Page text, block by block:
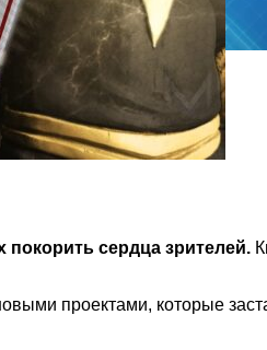
сердца зрителей.
проектами, которые